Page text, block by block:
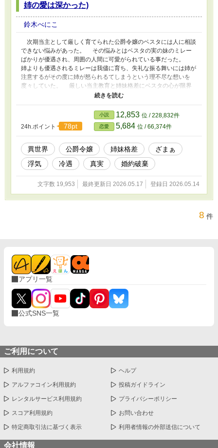
姉の愛は深かった)
鈴木べにこ
次期当主として厳しく育てられた公爵令嬢のベスタには人に相談
できない悩みがあった。 その悩みとはベスタの実の妹のミレー
ばかりが優遇され、周囲の人間に可愛がられている事だった。
姉よりも優遇されるミレーは我儘に育ち、失礼な振る舞いには姉が
注意するがその度に姉が怒られるてしまうという理不尽な想いを
度々していた。 厳しい当主教育と姉妹格差にベスタの心が限界
を迎えかけた時、ミレーは姉を不幸のどん底に叩き落とそうと動き
逆転物語。 ーーーーーーーーーーーーーーーーー 友人との合作で
す。 大変勉強になりました。
24h.ポイント
78pt
小説 12,853 位 / 228,832件
恋愛 5,684 位 / 66,374件
異世界 公爵令嬢 姉妹格差
ざまぁ
浮気
冷遇 真実 婚約破棄
文字数 19,953 最終更新日 2026.05.17 登録日 2026.05.14
8 件
アプリ一覧
公式SNS一覧
ご利用について
利用規約 ヘルプ
アルファコイン利用規約 投稿ガイドライン
レンタルサービス利用規約 プライバシーポリシー
スコア利用規約 お問い合わせ
特定商取引法に基づく表示 利用者情報の外部送信について
会社情報